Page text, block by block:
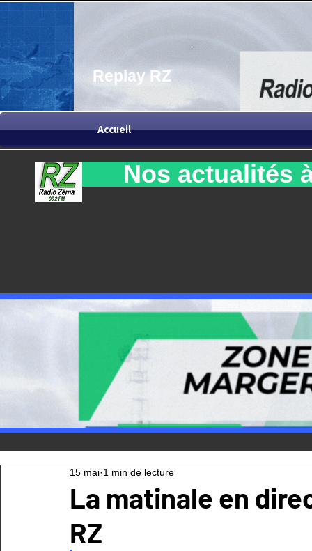
Replay RZ
Accueil
Nos actualités
La matinale en
RZ
15 mai 1 min de lecture